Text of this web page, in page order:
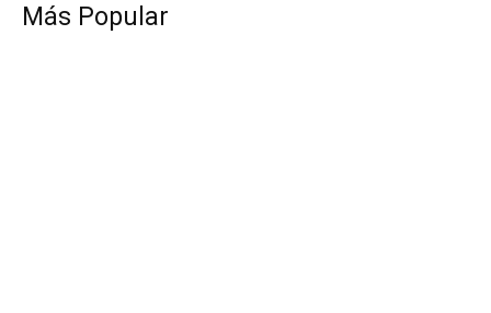
Más Popular